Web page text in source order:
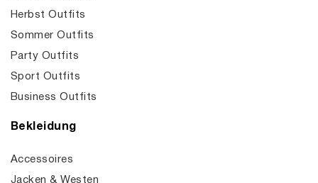
Herbst Outfits
Sommer Outfits
Party Outfits
Sport Outfits
Business Outfits
Bekleidung
Accessoires
Jacken & Westen